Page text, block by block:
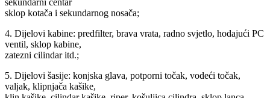
sklop kotača i sekundarnog nosača;
4. Dijelovi kabine: predfilter, brava vrata, radno svjetlo, hodajući PC
ventil, sklop kabine,
zatezni cilindar itd.;
5. Dijelovi šasije: konjska glava, potporni točak, vodeći točak,
valjak, klipnjača kašike,